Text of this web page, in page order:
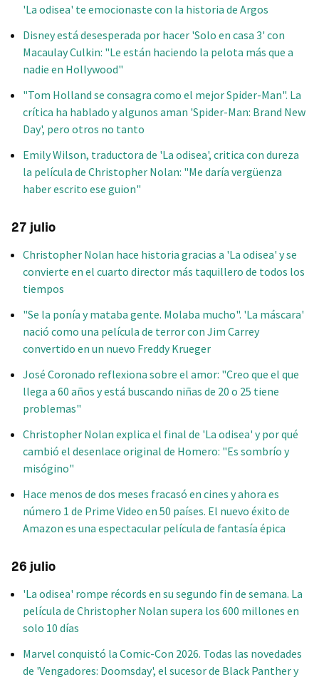
'La odisea' te emocionaste con la historia de Argos
Disney está desesperada por hacer 'Solo en casa 3' con
Macaulay Culkin: "Le están haciendo la pelota más que a
nadie en Hollywood"
"Tom Holland se consagra como el mejor Spider-Man". La
crítica ha hablado y algunos aman 'Spider-Man: Brand New
Day', pero otros no tanto
Emily Wilson, traductora de 'La odisea', critica con dureza
la película de Christopher Nolan: "Me daría vergüenza
haber escrito ese guion"
27 julio
Christopher Nolan hace historia gracias a 'La odisea' y se
convierte en el cuarto director más taquillero de todos los
tiempos
"Se la ponía y mataba gente. Molaba mucho". 'La máscara'
nació como una película de terror con Jim Carrey
convertido en un nuevo Freddy Krueger
José Coronado reflexiona sobre el amor: "Creo que el que
llega a 60 años y está buscando niñas de 20 o 25 tiene
problemas"
Christopher Nolan explica el final de 'La odisea' y por qué
cambió el desenlace original de Homero: "Es sombrío y
misógino"
Hace menos de dos meses fracasó en cines y ahora es
número 1 de Prime Video en 50 países. El nuevo éxito de
Amazon es una espectacular película de fantasía épica
26 julio
'La odisea' rompe récords en su segundo fin de semana. La
película de Christopher Nolan supera los 600 millones en
solo 10 días
Marvel conquistó la Comic-Con 2026. Todas las novedades
de 'Vengadores: Doomsday', el sucesor de Black Panther y